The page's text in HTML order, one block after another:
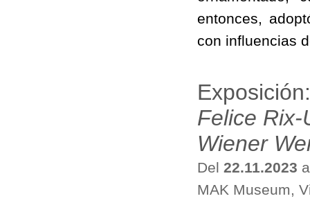
entonces,
con influencias
Felice
Wiener
Del 22.11.2023
MAK Museum,